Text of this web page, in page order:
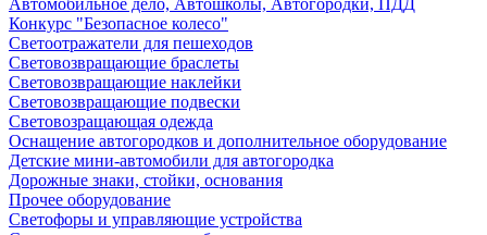
Автомобильное дело, Автошколы, Автогородки, ПДД
Конкурс "Безопасное колесо"
Светоотражатели для пешеходов
Световозвращающие браслеты
Световозвращающие наклейки
Световозвращающие подвески
Световозращающая одежда
Оснащение автогородков и дополнительное оборудование
Детские мини-автомобили для автогородка
Дорожные знаки, стойки, основания
Прочее оборудование
Светофоры и управляющие устройства